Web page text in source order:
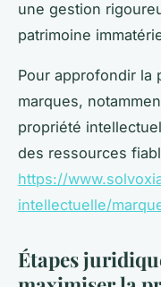
une gestion
patrimoine
Pour approfondir la
marques,
propriété
des ressources
https://
intellectuelle/
Étapes